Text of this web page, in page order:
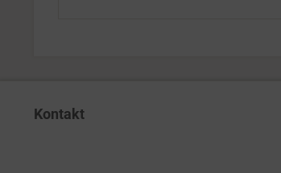
Kontakt